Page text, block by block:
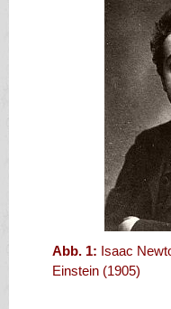
Abb. 1: Isaac
Einstein (1905)